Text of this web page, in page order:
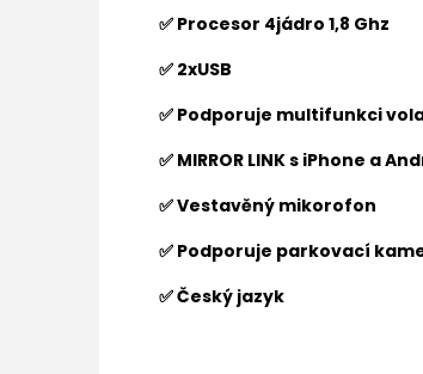
✅ Procesor 4jádro 1,8 Ghz
✅ 2xUSB
✅ Podporuje multifunkci
✅ MIRROR LINK s iPhone a
✅ Vestavěný mikorofon
✅ Podporuje parkovací
✅ Český jazyk